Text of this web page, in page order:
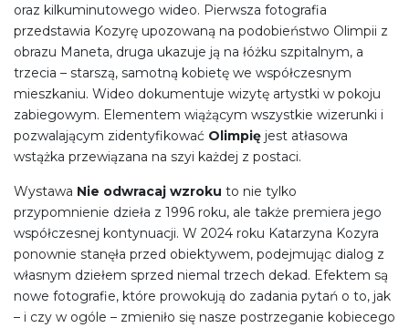
oraz kilkuminutowego wideo. Pierwsza fotografia
przedstawia Kozyrę upozowaną na podobieństwo Olimpii z
obrazu Maneta, druga ukazuje ją na łóżku szpitalnym, a
trzecia – starszą, samotną kobietę we współczesnym
mieszkaniu. Wideo dokumentuje wizytę artystki w pokoju
zabiegowym. Elementem wiążącym wszystkie wizerunki i
pozwalającym zidentyfikować Olimpię jest atłasowa
wstążka przewiązana na szyi każdej z postaci.
Wystawa Nie odwracaj wzroku to nie tylko
przypomnienie dzieła z 1996 roku, ale także premiera jego
współczesnej kontynuacji. W 2024 roku Katarzyna Kozyra
ponownie stanęła przed obiektywem, podejmując dialog z
własnym dziełem sprzed niemal trzech dekad. Efektem są
nowe fotografie, które prowokują do zadania pytań o to, jak
– i czy w ogóle – zmieniło się nasze postrzeganie kobiecego